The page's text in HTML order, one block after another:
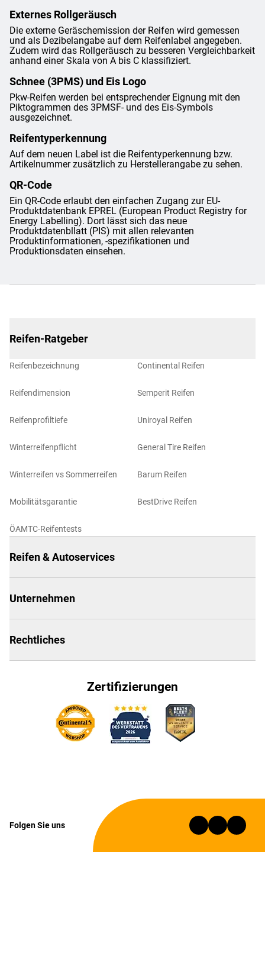
Externes Rollgeräusch
Die externe Geräschemission der Reifen wird gemessen
und als Dezibelangabe auf dem Reifenlabel angegeben.
Zudem wird das Rollgeräusch zu besseren Vergleichbarkeit
anhand einer Skala von A bis C klassifiziert.
Schnee (3PMS) und Eis Logo
Pkw-Reifen werden bei entsprechender Eignung mit den
Piktogrammen des 3PMSF- und des Eis-Symbols
ausgezeichnet.
Reifentyperkennung
Auf dem neuen Label ist die Reifentyperkennung bzw.
Artikelnummer zusätzlich zu Herstellerangabe zu sehen.
QR-Code
Ein QR-Code erlaubt den einfachen Zugang zur EU-
Produktdatenbank EPREL (European Product Registry for
Energy Labelling). Dort lässt sich das neue
Produktdatenbllatt (PIS) mit allen relevanten
Produktinformationen, -spezifikationen und
Produktionsdaten einsehen.
Reifen-Ratgeber
Reifenbezeichnung
Reifendimension
Reifenprofiltiefe
Winterreifenpflicht
Winterreifen vs Sommerreifen
Mobilitätsgarantie
ÖAMTC-Reifentests
Continental Reifen
Semperit Reifen
Uniroyal Reifen
General Tire Reifen
Barum Reifen
BestDrive Reifen
Reifen & Autoservices
Unternehmen
Rechtliches
Zertifizierungen
Folgen Sie uns